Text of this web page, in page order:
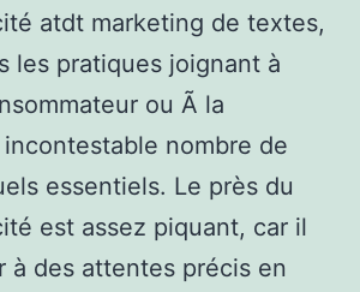
atdt marketing de textes,
les pratiques joignant à
ou Ã la
nombre de
essentiels. Le près du
est assez piquant, car il
à des attentes précis en